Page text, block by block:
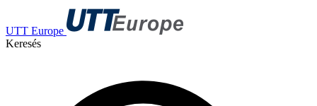
UTT Europe
Keresés